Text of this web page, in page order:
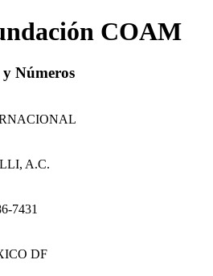
COAM
y Números
A.C.
7431
DF